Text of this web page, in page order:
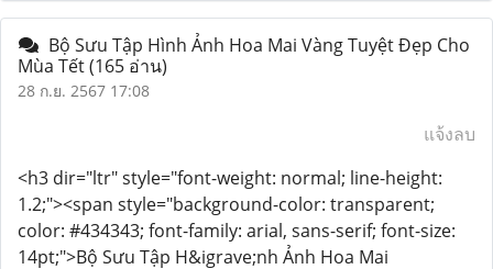
Bộ Sưu Tập Hình Ảnh Hoa Mai Vàng Tuyệt Đẹp Cho
Mùa Tết(165 อ่าน)
28 ก.ย. 2567 17:08
แจ้งลบ
<h3 dir="ltr" style="font-weight: normal; line-height:
1.2;"><span style="background-color: transparent;
color: #434343; font-family: arial, sans-serif; font-size:
14pt;">Bộ Sưu Tập H&igrave;nh Ảnh Hoa Mai